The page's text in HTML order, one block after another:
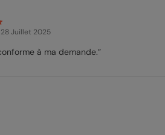
Juillet 2025
à ma demande.”